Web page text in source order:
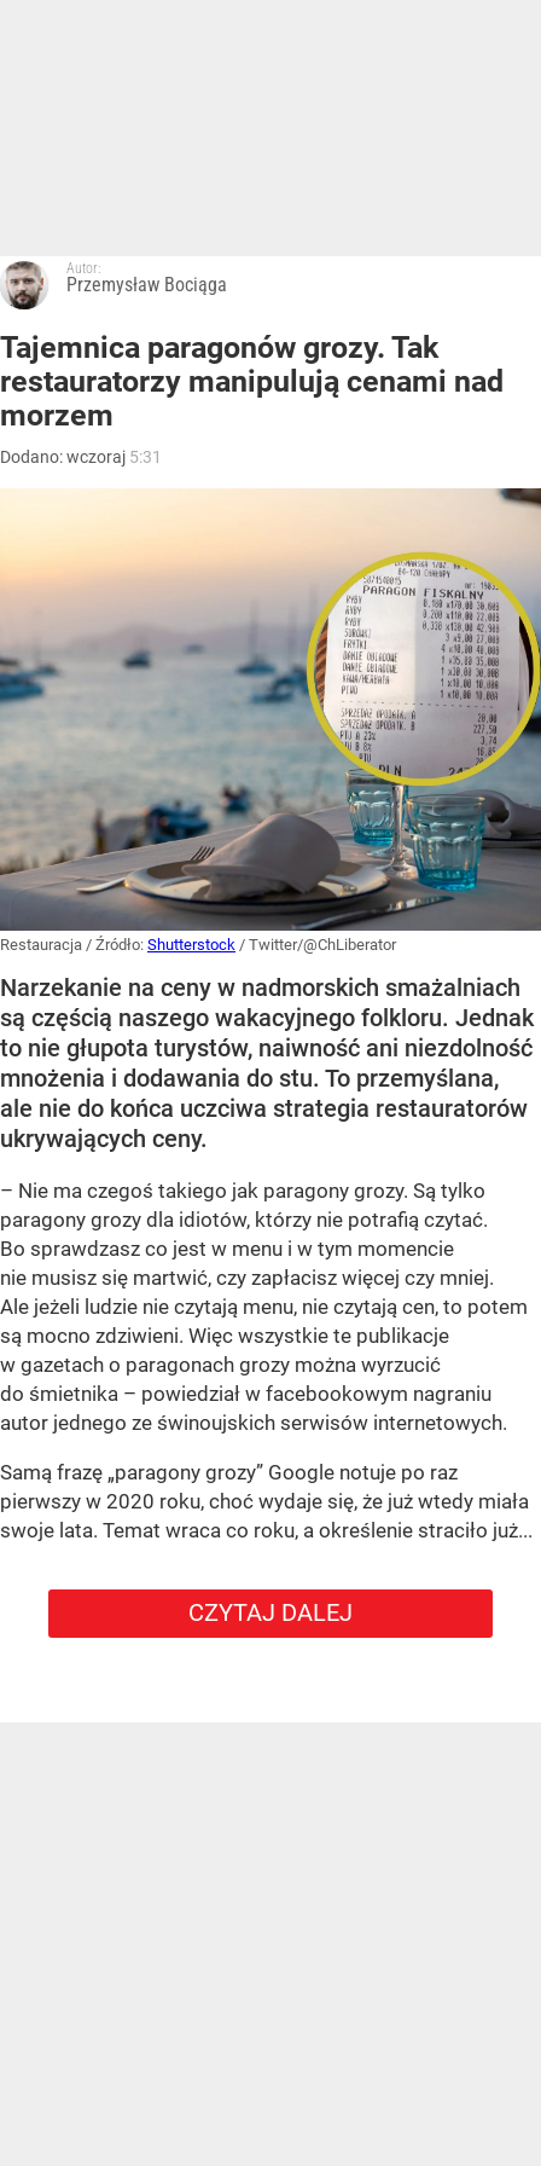
Autor:
Przemysław Bociąga
Tajemnica paragonów grozy. Tak
restauratorzy manipulują cenami nad
morzem
Dodano:wczoraj 5:31
Restauracja / Źródło: Shutterstock / Twitter/@ChLiberator
Narzekanie na ceny w nadmorskich smażalniach
są częścią naszego wakacyjnego folkloru. Jednak
to nie głupota turystów, naiwność ani niezdolność
mnożenia i dodawania do stu. To przemyślana,
ale nie do końca uczciwa strategia restauratorów
ukrywających ceny.
– Nie ma czegoś takiego jak paragony grozy. Są tylko
paragony grozy dla idiotów, którzy nie potrafią czytać.
Bo sprawdzasz co jest w menu i w tym momencie
nie musisz się martwić, czy zapłacisz więcej czy mniej.
Ale jeżeli ludzie nie czytają menu, nie czytają cen, to potem
są mocno zdziwieni. Więc wszystkie te publikacje
w gazetach o paragonach grozy można wyrzucić
do śmietnika – powiedział w facebookowym nagraniu
autor jednego ze świnoujskich serwisów internetowych.
Samą frazę „paragony grozy” Google notuje po raz
pierwszy w 2020 roku, choć wydaje się, że już wtedy miała
swoje lata. Temat wraca co roku, a określenie straciło już...
CZYTAJ DALEJ